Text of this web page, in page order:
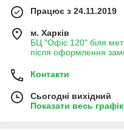
Працює з 24.11.2019
м. Харків
БЦ "Офіс 120" біля
після оформлення
Контакти
Сьогодні вихідний
Показати весь